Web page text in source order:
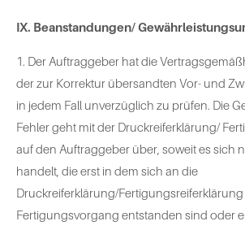
IX. Beanstandungen/
1. Der Auftraggeber hat die
der zur Korrektur übersandten Vor- und
in jedem Fall unverzüglich zu prüfen. Die
Fehler geht mit der Druckreiferklärung/
auf den Auftraggeber über, soweit es sich
handelt, die erst in dem sich an die
Druckreiferklärung/
Fertigungsvorgang entstanden sind oder